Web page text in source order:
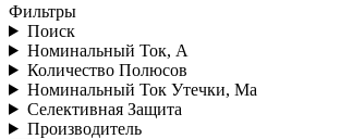
Фильтры
Поиск
Номинальный Ток, А
Количество Полюсов
Номинальный Ток Утечки, Ма
Селективная Защита
Производитель